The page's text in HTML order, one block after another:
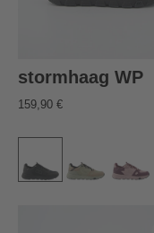
stormhaag WP
159,90 €